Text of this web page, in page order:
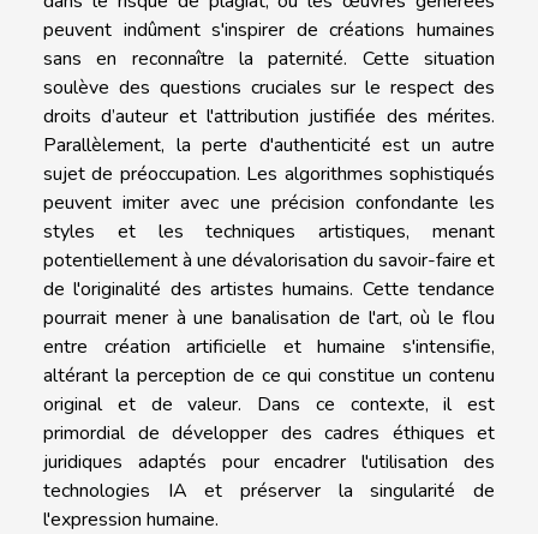
peuvent indûment s'inspirer de créations humaines
sans en reconnaître la paternité. Cette situation
soulève des questions cruciales sur le respect des
droits d’auteur et l'attribution justifiée des mérites.
Parallèlement, la perte d'authenticité est un autre
sujet de préoccupation. Les algorithmes sophistiqués
peuvent imiter avec une précision confondante les
styles et les techniques artistiques, menant
potentiellement à une dévalorisation du savoir-faire et
de l'originalité des artistes humains. Cette tendance
pourrait mener à une banalisation de l'art, où le flou
entre création artificielle et humaine s'intensifie,
altérant la perception de ce qui constitue un contenu
original et de valeur. Dans ce contexte, il est
primordial de développer des cadres éthiques et
juridiques adaptés pour encadrer l'utilisation des
technologies IA et préserver la singularité de
l'expression humaine.